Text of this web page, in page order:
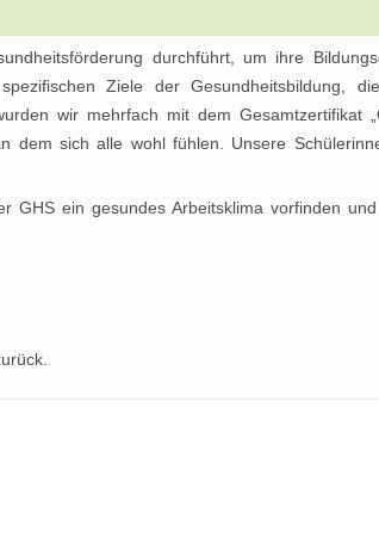
durchführt, um ihre
Ziele der Gesundheitsbildung,
wir mehrfach mit dem Gesamtzertifikat
dem sich alle wohl fühlen. Unsere
GHS ein gesundes Arbeitsklima vorfinden